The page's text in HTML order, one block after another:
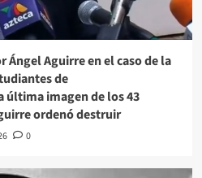
Ángel Aguirre en el caso de la
de
última imagen de los 43
ordenó destruir
0